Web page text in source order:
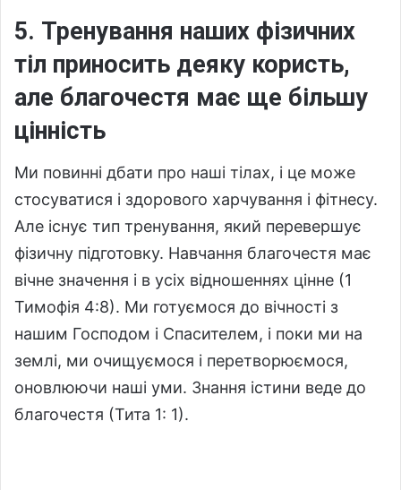
5. Тренування наших фізичних
тіл приносить деяку користь,
але благочестя має ще більшу
цінність
Ми повинні дбати про наші тілах, і це може
стосуватися і здорового харчування і фітнесу.
Але існує тип тренування, який перевершує
фізичну підготовку. Навчання благочестя має
вічне значення і в усіх відношеннях цінне (1
Тимофія 4:8). Ми готуємося до вічності з
нашим Господом і Спасителем, і поки ми на
землі, ми очищуємося і перетворюємося,
оновлюючи наші уми. Знання істини веде до
благочестя (Тита 1: 1).